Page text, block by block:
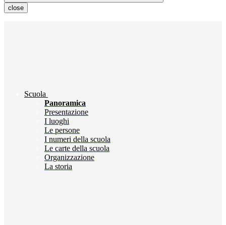
close
Scuola
Panoramica
Presentazione
I luoghi
Le persone
I numeri della scuola
Le carte della scuola
Organizzazione
La storia